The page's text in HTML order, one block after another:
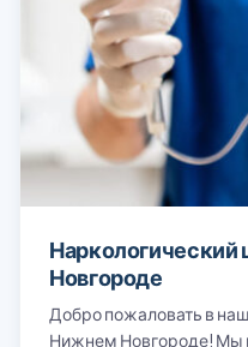
Новгороде
Добро пожаловать в
Нижнем Новгороде! Мы